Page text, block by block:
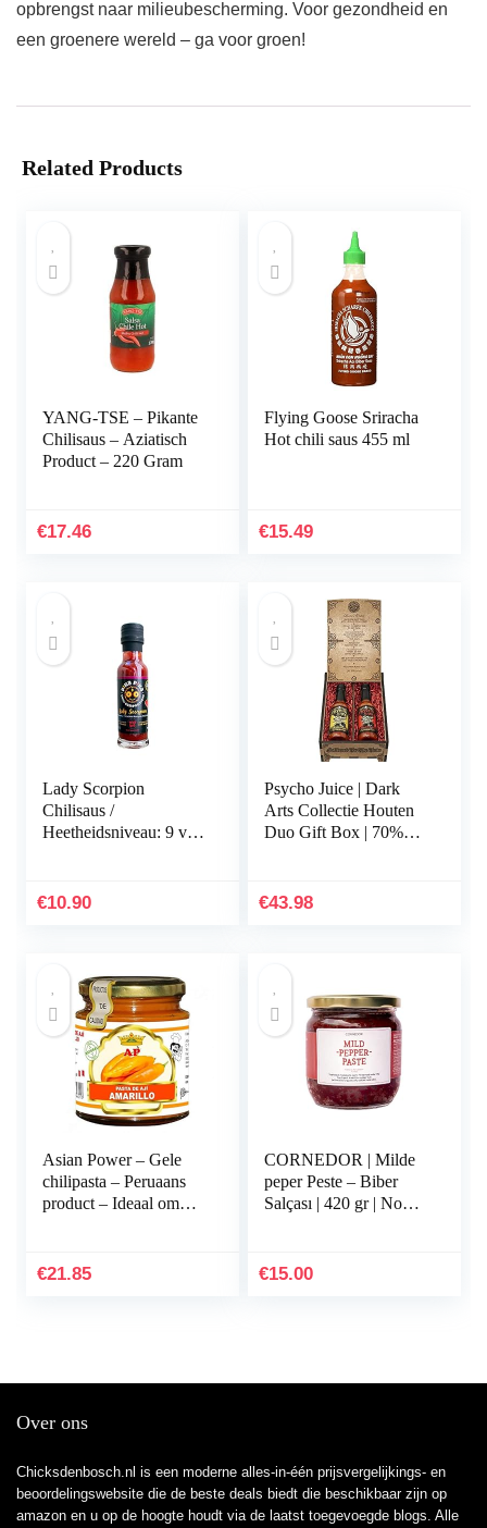
opbrengst naar milieubescherming. Voor gezondheid en
een groenere wereld – ga voor groen!
Related Products
YANG-TSE – Pikante
Chilisaus – Aziatisch
Product – 220 Gram
€17.46
Flying Goose Sriracha
Hot chili saus 455 ml
€15.49
Lady Scorpion
Chilisaus /
Heetheidsniveau: 9 van
Hearts, Made in
€10.90
Psycho Juice | Dark
Arts Collectie Houten
Duo Gift Box | 70%
148ml | Hot…
€43.98
Asian Power – Gele
chilipasta – Peruaans
product – Ideaal om
-227 gram
€21.85
CORNEDOR | Milde
peper Peste – Biber
Salçası | 420 gr | Non –
conserveringsmiddelen
€15.00
Over ons
Chicksdenbosch.nl is een moderne alles-in-één prijsvergelijkings- en
beoordelingswebsite die de beste deals biedt die beschikbaar zijn op
amazon en u op de hoogte houdt via de laatst toegevoegde blogs. Alle